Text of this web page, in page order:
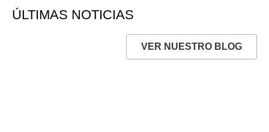
ÚLTIMAS NOTICIAS
VER NUESTRO BLOG